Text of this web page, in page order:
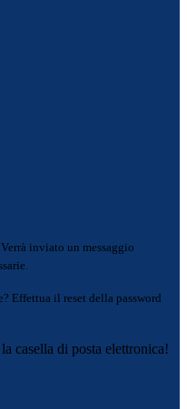
Verrà inviato un messaggio
Effettua il reset della password
casella di posta elettronica!